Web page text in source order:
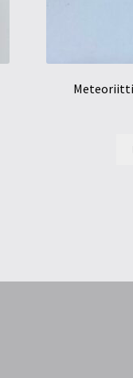
Meteoriitti